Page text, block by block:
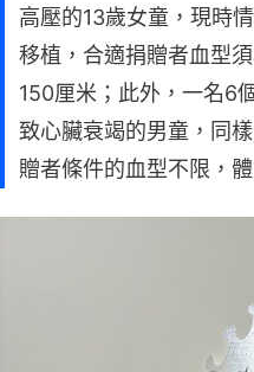
高壓的13歲女童，現時
移植，合適捐贈者血型
150厘米；此外，一名6
致心臟衰竭的男童，同
贈者條件的血型不限，